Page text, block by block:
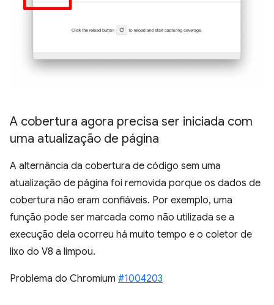
A cobertura agora precisa ser iniciada com
uma atualização de página
A alternância da cobertura de código sem uma
atualização de página foi removida porque os dados de
cobertura não eram confiáveis. Por exemplo, uma
função pode ser marcada como não utilizada se a
execução dela ocorreu há muito tempo e o coletor de
lixo do V8 a limpou.
Problema do Chromium #1004203